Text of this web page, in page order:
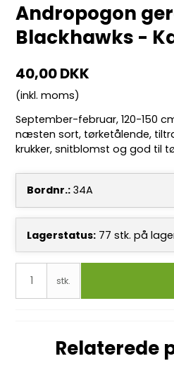
Andropogon
Blackhawks -
40,00 DKK
(inkl. moms)
September-februar, 120-150
næsten sort, tørketålende,
krukker, snitblomst og god til
Bordnr.: 34A
Lagerstatus: 77 stk. på
stk.
Relaterede